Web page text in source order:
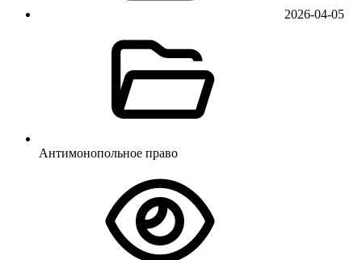
2026-04-05
Антимонопольное право